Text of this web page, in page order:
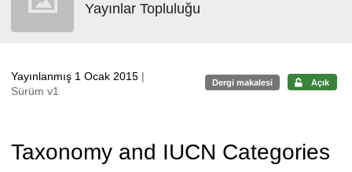
Yayınlar Topluluğu
Yayınlanmış 1 Ocak 2015 |
Sürüm v1
Dergi makalesi Açık
Taxonomy and IUCN Categories